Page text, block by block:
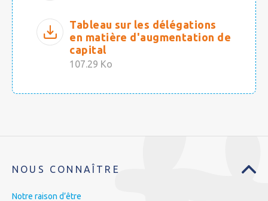
Tableau sur les délégations
en matière d'augmentation de
capital
107.29 Ko
NOUS CONNAÎTRE
Notre raison d’être